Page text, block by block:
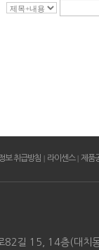
보 취급방침 | 라이센스 | 제품
82길 15, 14층(대치